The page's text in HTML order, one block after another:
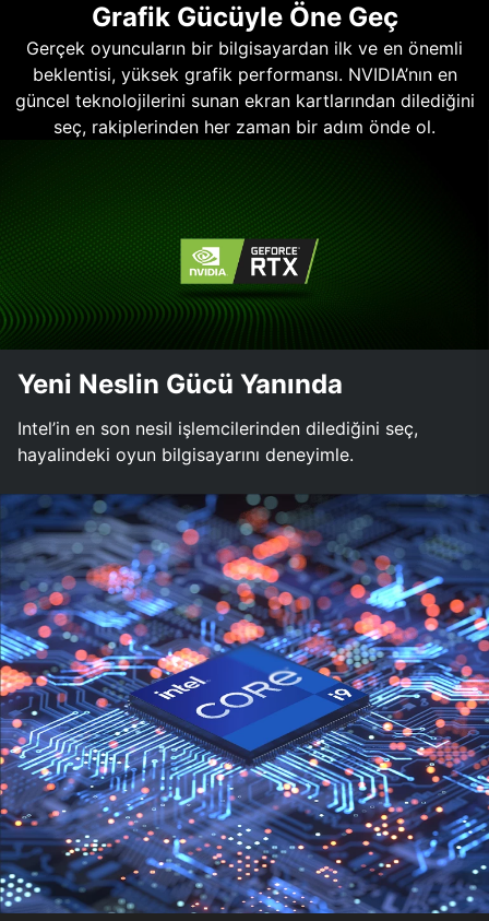
Grafik Gücüyle Öne Geç
Gerçek oyuncuların bir bilgisayardan ilk ve en önemli
beklentisi, yüksek grafik performansı. NVIDIA’nın en
güncel teknolojilerini sunan ekran kartlarından dilediğini
seç, rakiplerinden her zaman bir adım önde ol.
Yeni Neslin Gücü Yanında
Intel’in en son nesil işlemcilerinden dilediğini seç,
hayalindeki oyun bilgisayarını deneyimle.